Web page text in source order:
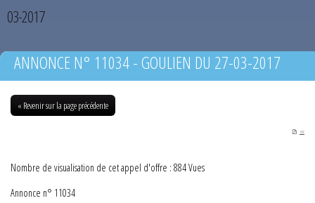
03-2017
ANNONCE N° 11034 - GOULIEN DU 27-03-2017
« Revenir sur la page précédente
PDF
Nombre de visualisation de cet appel d'offre : 884 Vues
Annonce n° 11034